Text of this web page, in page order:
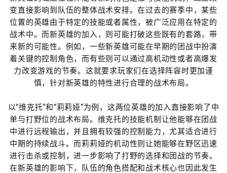
变直接影响到队伍的整体战术安排。在过去的赛季中，某些
位置的英雄由于特定的技能或者属性，被广泛应用在特定的
战术中。而新英雄的加入，则可能打破这些既有的套路，带
来新的可能性。例如，一些新英雄可能在早期的团战中扮演
着关键的控制角色，而有些则可以通过高机动性或者高爆发
力改变游戏的节奏。这就要求玩家们在选择阵容时更加谨
慎，针对新英雄的特性进行合理的战术布局。
以“维克托”和“莉莉娅”为例，这两位英雄的加入直接影响了中
单与打野位的战术布局。维克托的技能机制让他能够在团战
中进行远程输出，并且拥有较强的控制能力，尤其适合进行
中期的持续战斗。而莉莉娅的机动性则让她能够在野区迅速
进行击杀或控制，进一步影响了打野的选择和团战的节奏。
在新英雄的影响下，队伍的角色搭配和战术核心也因此发生